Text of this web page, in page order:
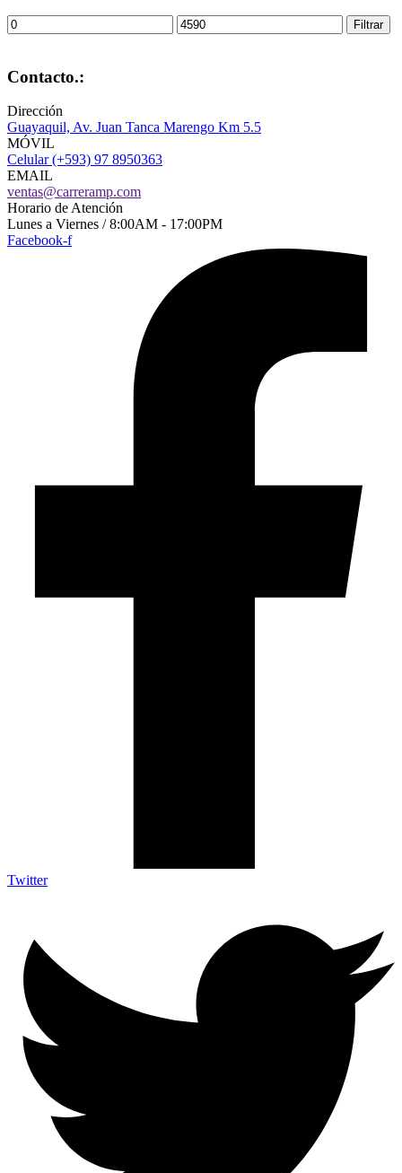
Precio
mínimo
Precio
máximo
Filtrar
Contacto.:
Dirección
Guayaquil, Av. Juan Tanca Marengo Km 5.5
MÓVIL
Celular (+593) 97 8950363
EMAIL
ventas@carreramp.com
Horario de Atención
Lunes a Viernes / 8:00AM - 17:00PM
Facebook-f
Twitter